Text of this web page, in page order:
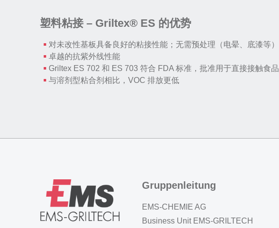
塑料粘接 – Griltex® ES 的优势
对未改性基板具备良好的粘接性能；无需预处理（电晕、底漆等）
卓越的抗紫外线性能
Griltex ES 702 和 ES 703 符合 FDA 标准，批准用于直接接触食品
与溶剂型粘合剂相比，VOC 排放更低
Gruppenleitung
EMS-CHEMIE AG
Business Unit EMS-GRILTECH